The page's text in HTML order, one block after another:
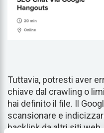
Tuttavia, potresti aver
chiave dal crawling o
hai definito il file. Il
scansionare e
backlink da altri siti